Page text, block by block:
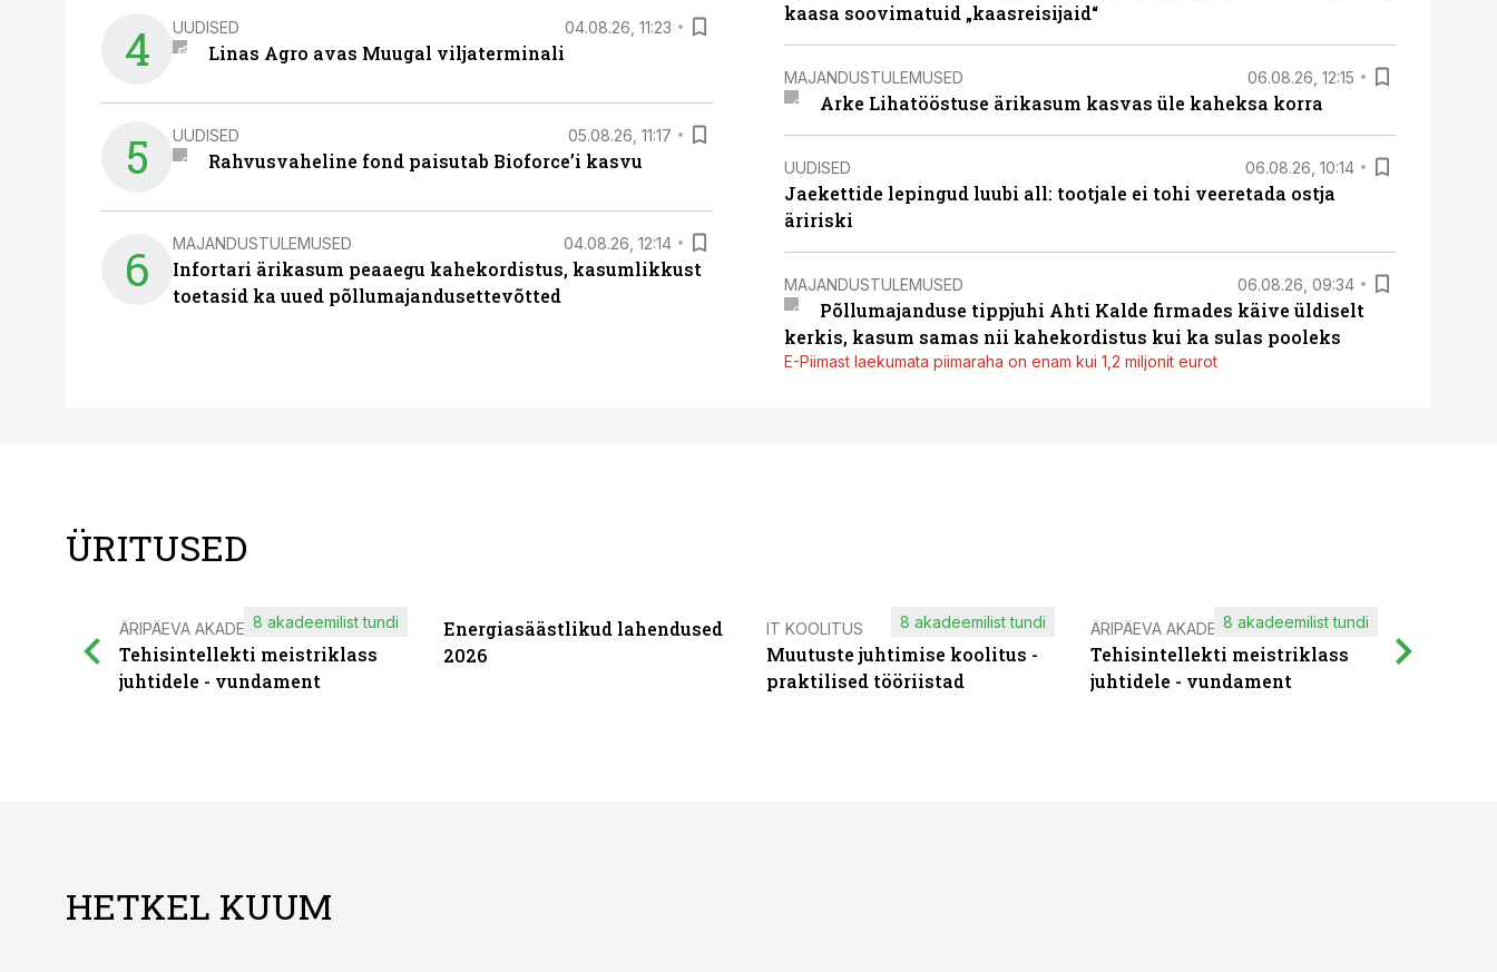
4 UUDISED 04.08.26, 11:23
Linas Agro avas Muugal viljaterminali
5 UUDISED 05.08.26, 11:17
Rahvusvaheline fond paisutab Bioforce’i kasvu
6 MAJANDUSTULEMUSED 04.08.26, 12:14
Infortari ärikasum peaaegu kahekordistus, kasumlikkust
toetasid ka uued põllumajandusettevõtted
kaasa soovimatuid „kaasreisijaid“
MAJANDUSTULEMUSED 06.08.26, 12:15
Arke Lihatööstuse ärikasum kasvas üle kaheksa korra
UUDISED 06.08.26, 10:14
Jaekettide lepingud luubi all: tootjale ei tohi veeretada ostja
äririski
MAJANDUSTULEMUSED 06.08.26, 09:34
Põllumajanduse tippjuhi Ahti Kalde firmades käive üldiselt
kerkis, kasum samas nii kahekordistus kui ka sulas pooleks
E-Piimast laekumata piimaraha on enam kui 1,2 miljonit eurot
ÜRITUSED
ÄRIPÄEVA AKADEEMIA
Tehisintellekti meistriklass
juhtidele - vundament
8 akadeemilist tundi
Energiasäästlikud lahendused
2026
IT KOOLITUS
Muutuste juhtimise koolitus -
praktilised tööriistad
8 akadeemilist tundi ÄRIPÄEVA AKADEEMIA
Tehisintellekti meistriklass
juhtidele - vundament
8 akadeemilist tundi
HETKEL KUUM